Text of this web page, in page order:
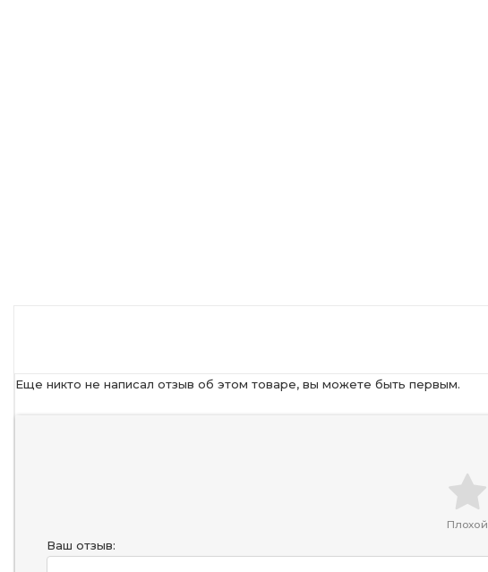
Еще никто не написал отзыв об этом товаре, вы можете быть первым.
Плохой
Ваш отзыв: